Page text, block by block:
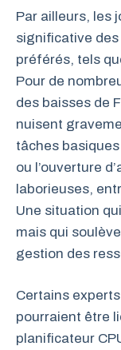
Par ailleurs, les
significative
préférés, tels
Pour de
des baisses de
nuisent
tâches
ou l’ouverture
laborieuses,
Une situation
mais qui
gestion des
Certains
pourraient être
planificateur